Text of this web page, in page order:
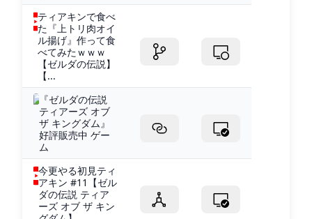
ティアキンで食べ
た『上トリ肉オイ
ル揚げ』作って食
べてみたｗｗｗ
【ゼルダの伝説】
【...
『ゼルダの伝説
ティアーズ オブ
ザ キングダム』
好評販売中 ゲー
ム
今更やる初見ティ
アキン #11【ゼル
ダの伝説 ティア
ーズ オブ ザ キン